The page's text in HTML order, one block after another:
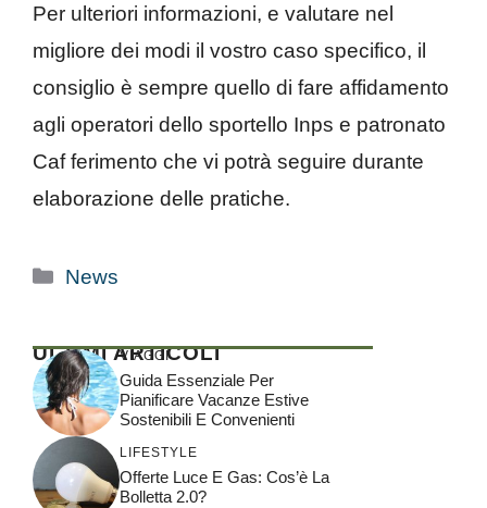
Per ulteriori informazioni, e valutare nel
migliore dei modi il vostro caso specifico, il
consiglio è sempre quello di fare affidamento
agli operatori dello sportello Inps e patronato
Caf ferimento che vi potrà seguire durante
elaborazione delle pratiche.
Categorie
News
ULTIMI ARTICOLI
VIAGGI
Guida Essenziale Per
Pianificare Vacanze Estive
Sostenibili E Convenienti
LIFESTYLE
Offerte Luce E Gas: Cos’è La
Bolletta 2.0?